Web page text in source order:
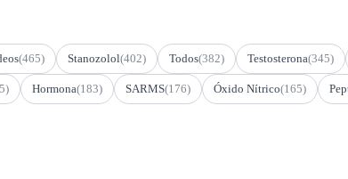
(465) Stanozolol(402) Todos(382) Testosterona(345)
Hormona(183) SARMS(176) Óxido Nítrico(165)